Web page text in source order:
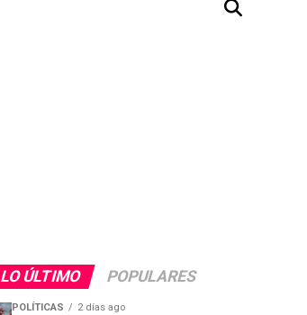
LO ÚLTIMO POPULARES
POLÍTICAS 2 días ago